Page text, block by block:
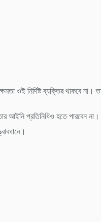
ওই নির্দিষ্ট ব্যক্তির থাকবে না।
আইনি প্রতিনিধিও হতে পারবেন